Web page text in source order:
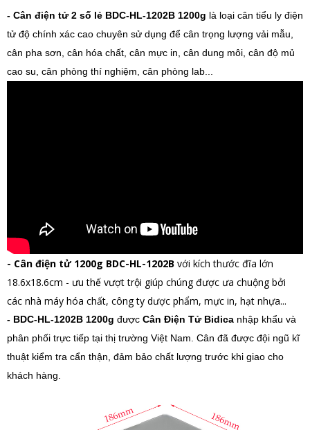
- Cân điện tử 2 số lẻ BDC-HL-1202B 1200g là loại cân tiểu ly điện
tử độ chính xác cao chuyên sử dụng để cân trọng lượng vải mẫu,
cân pha sơn, cân hóa chất, cân mực in, cân dung môi, cân độ mủ
cao su, cân phòng thí nghiệm, cân phòng lab...
- Cân điện tử 1200g BDC-HL-1202B với kích thước đĩa lớn
18.6x18.6cm - ưu thế vượt trội giúp chúng được ưa chuộng bởi
các nhà máy hóa chất, công ty dược phẩm, mực in, hạt nhựa...
- BDC-HL-1202B 1200g được Cân Điện Tử Bidica nhập khẩu và
phân phối trực tiếp tại thị trường Việt Nam. Cân đã được đội ngũ kĩ
thuật kiểm tra cẩn thận, đảm bảo chất lượng trước khi giao cho
khách hàng.